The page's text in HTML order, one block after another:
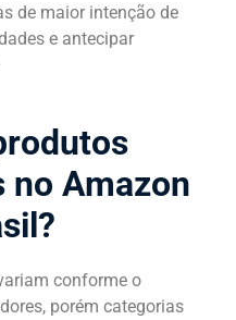
de maior intenção de
e antecipar
no Amazon
conforme o
porém categorias